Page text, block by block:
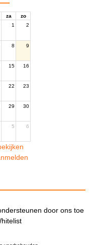
za
zo
1 2
8 9
15 16
22 23
29 30
5 6
door ons toe